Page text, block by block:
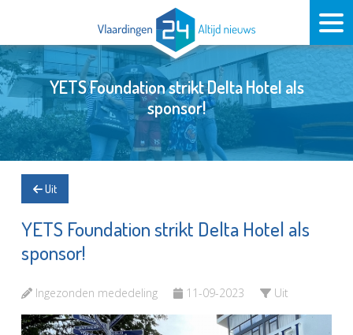
YETS Foundation strikt Delta Hotel als
sponsor!
Uit
YETS Foundation strikt Delta Hotel als
sponsor!
Ingezonden mededeling 11-09-2023 Uit